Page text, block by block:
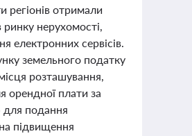
регіонів отримали
нерухомості,
електронних сервісів.
земельного податку
розташування,
орендної плати за
для подання
підвищення